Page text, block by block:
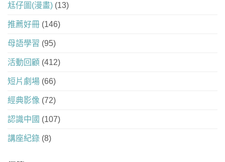
尪仔圖(漫畫) (13)
推薦好冊 (146)
母語學習 (95)
活動回顧 (412)
短片劇場 (66)
經典影像 (72)
認識中國 (107)
講座紀錄 (8)